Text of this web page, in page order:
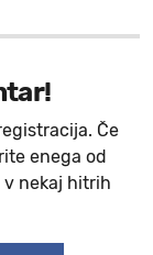
Če
enega od
nekaj hitrih